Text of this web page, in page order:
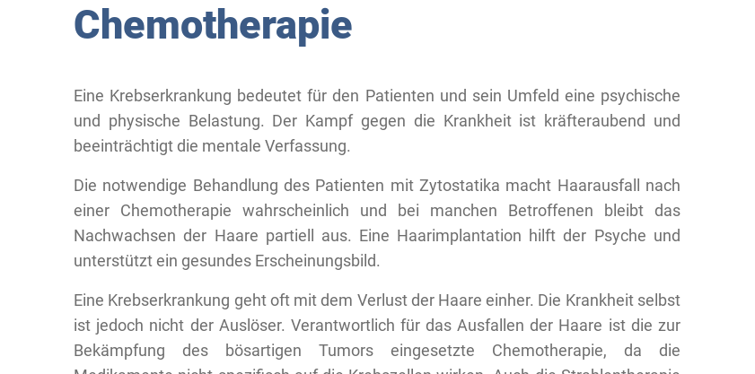
Chemotherapie
Eine Krebserkrankung bedeutet für den Patienten und sein Umfeld eine psychische
und physische Belastung. Der Kampf gegen die Krankheit ist kräfteraubend und
beeinträchtigt die mentale Verfassung.
Die notwendige Behandlung des Patienten mit Zytostatika macht Haarausfall nach
einer Chemotherapie wahrscheinlich und bei manchen Betroffenen bleibt das
Nachwachsen der Haare partiell aus. Eine Haarimplantation hilft der Psyche und
unterstützt ein gesundes Erscheinungsbild.
Eine Krebserkrankung geht oft mit dem Verlust der Haare einher. Die Krankheit selbst
ist jedoch nicht der Auslöser. Verantwortlich für das Ausfallen der Haare ist die zur
Bekämpfung des bösartigen Tumors eingesetzte Chemotherapie, da die